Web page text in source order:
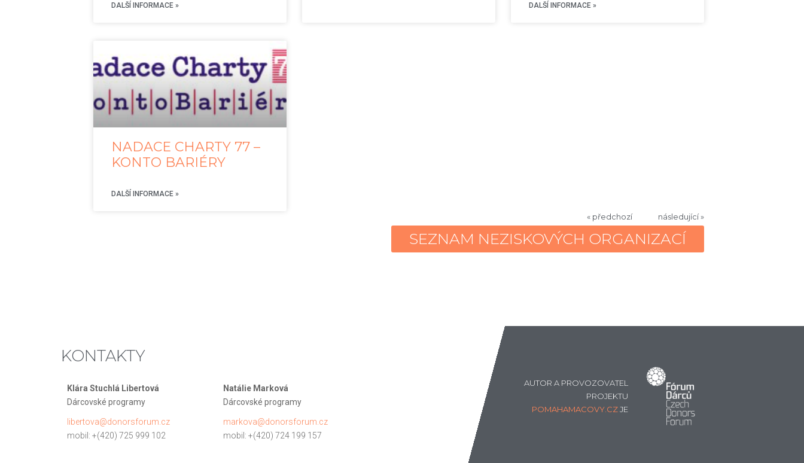
DALŠÍ INFORMACE » DALŠÍ INFORMACE »
NADACE CHARTY 77 –
KONTO BARIÉRY
DALŠÍ INFORMACE »
« předchozí následující »
SEZNAM NEZISKOVÝCH ORGANIZACÍ
KONTAKTY
Klára Stuchlá Libertová
Dárcovské programy
libertova@donorsforum.cz
mobil: +(420) 725 999 102
Natálie Marková
Dárcovské programy
markova@donorsforum.cz
mobil: +(420) 724 199 157
AUTOR A PROVOZOVATEL
PROJEKTU
POMAHAMACOVY.CZJE